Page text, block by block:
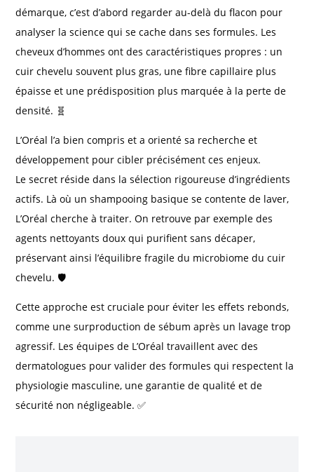
démarque, c’est d’abord regarder au-delà du flacon pour
analyser la science qui se cache dans ses formules. Les
cheveux d’hommes ont des caractéristiques propres : un
cuir chevelu souvent plus gras, une fibre capillaire plus
épaisse et une prédisposition plus marquée à la perte de
densité. 🧬
L’Oréal l’a bien compris et a orienté sa recherche et
développement pour cibler précisément ces enjeux.
Le secret réside dans la sélection rigoureuse d’ingrédients
actifs. Là où un shampooing basique se contente de laver,
L’Oréal cherche à traiter. On retrouve par exemple des
agents nettoyants doux qui purifient sans décaper,
préservant ainsi l’équilibre fragile du microbiome du cuir
chevelu. 🛡️
Cette approche est cruciale pour éviter les effets rebonds,
comme une surproduction de sébum après un lavage trop
agressif. Les équipes de L’Oréal travaillent avec des
dermatologues pour valider des formules qui respectent la
physiologie masculine, une garantie de qualité et de
sécurité non négligeable. ✅